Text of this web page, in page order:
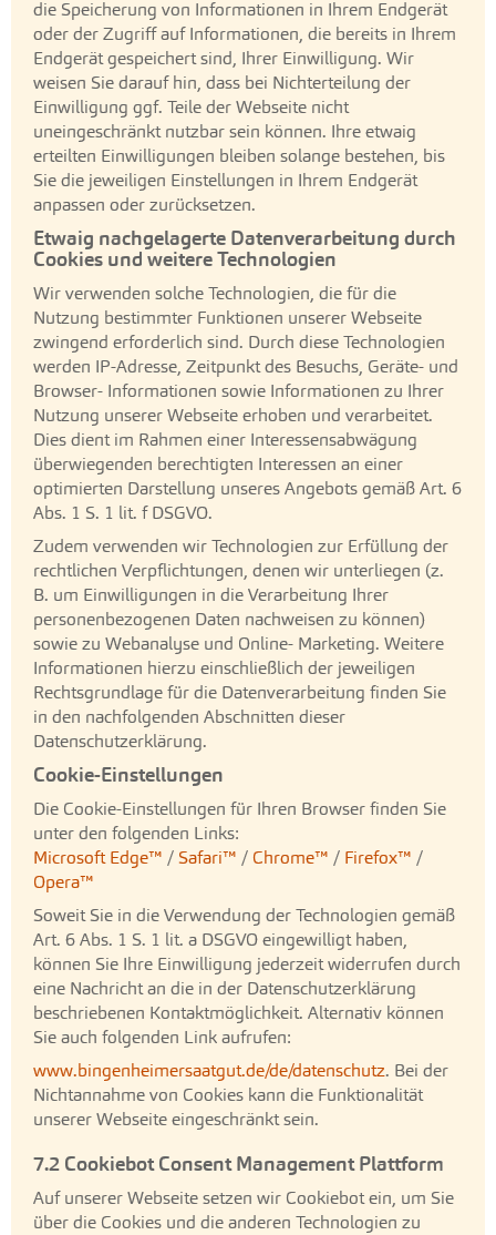
die Speicherung von Informationen in Ihrem Endgerät
oder der Zugriff auf Informationen, die bereits in Ihrem
Endgerät gespeichert sind, Ihrer Einwilligung. Wir
weisen Sie darauf hin, dass bei Nichterteilung der
Einwilligung ggf. Teile der Webseite nicht
uneingeschränkt nutzbar sein können. Ihre etwaig
erteilten Einwilligungen bleiben solange bestehen, bis
Sie die jeweiligen Einstellungen in Ihrem Endgerät
anpassen oder zurücksetzen.
Etwaig nachgelagerte Datenverarbeitung durch
Cookies und weitere Technologien
Wir verwenden solche Technologien, die für die
Nutzung bestimmter Funktionen unserer Webseite
zwingend erforderlich sind. Durch diese Technologien
werden IP-Adresse, Zeitpunkt des Besuchs, Geräte- und
Browser- Informationen sowie Informationen zu Ihrer
Nutzung unserer Webseite erhoben und verarbeitet.
Dies dient im Rahmen einer Interessensabwägung
überwiegenden berechtigten Interessen an einer
optimierten Darstellung unseres Angebots gemäß Art. 6
Abs. 1 S. 1 lit. f DSGVO.
Zudem verwenden wir Technologien zur Erfüllung der
rechtlichen Verpflichtungen, denen wir unterliegen (z.
B. um Einwilligungen in die Verarbeitung Ihrer
personenbezogenen Daten nachweisen zu können)
sowie zu Webanalyse und Online- Marketing. Weitere
Informationen hierzu einschließlich der jeweiligen
Rechtsgrundlage für die Datenverarbeitung finden Sie
in den nachfolgenden Abschnitten dieser
Datenschutzerklärung.
Cookie-Einstellungen
Die Cookie-Einstellungen für Ihren Browser finden Sie
unter den folgenden Links:
Microsoft Edge™ / Safari™ / Chrome™ / Firefox™ /
Opera™
Soweit Sie in die Verwendung der Technologien gemäß
Art. 6 Abs. 1 S. 1 lit. a DSGVO eingewilligt haben,
können Sie Ihre Einwilligung jederzeit widerrufen durch
eine Nachricht an die in der Datenschutzerklärung
beschriebenen Kontaktmöglichkeit. Alternativ können
Sie auch folgenden Link aufrufen:
www.bingenheimersaatgut.de/de/datenschutz. Bei der
Nichtannahme von Cookies kann die Funktionalität
unserer Webseite eingeschränkt sein.
7.2 Cookiebot Consent Management Plattform
Auf unserer Webseite setzen wir Cookiebot ein, um Sie
über die Cookies und die anderen Technologien zu